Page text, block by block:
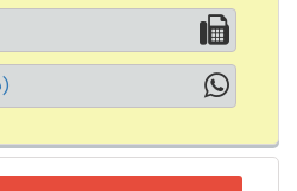
(ساعات تماس 24ساعت)